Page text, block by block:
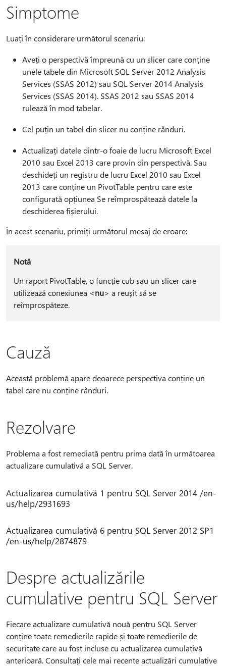
Simptome
Luați în considerare următorul scenariu:
Aveți o perspectivă împreună cu un slicer care conține
unele tabele din Microsoft SQL Server 2012 Analysis
Services (SSAS 2012) sau SQL Server 2014 Analysis
Services (SSAS 2014). SSAS 2012 sau SSAS 2014
rulează în mod tabelar.
Cel puțin un tabel din slicer nu conține rânduri.
Actualizați datele dintr-o foaie de lucru Microsoft Excel
2010 sau Excel 2013 care provin din perspectivă. Sau
deschideți un registru de lucru Excel 2010 sau Excel
2013 care conține un PivotTable pentru care este
configurată opțiunea Se reîmprospătează datele la
deschiderea fișierului.
În acest scenariu, primiți următorul mesaj de eroare:
Notă
Un raport PivotTable, o funcție cub sau un slicer care
utilizează conexiunea <nu> a reușit să se
reîmprospăteze.
Cauză
Această problemă apare deoarece perspectiva conține un
tabel care nu conține rânduri.
Rezolvare
Problema a fost remediată pentru prima dată în următoarea
actualizare cumulativă a SQL Server.
Actualizarea cumulativă 1 pentru SQL Server 2014 /en-
us/help/2931693
Actualizarea cumulativă 6 pentru SQL Server 2012 SP1
/en-us/help/2874879
Despre actualizările
cumulative pentru SQL Server
Fiecare actualizare cumulativă nouă pentru SQL Server
conține toate remedierile rapide și toate remedierile de
securitate care au fost incluse cu actualizarea cumulativă
anterioară. Consultați cele mai recente actualizări cumulative